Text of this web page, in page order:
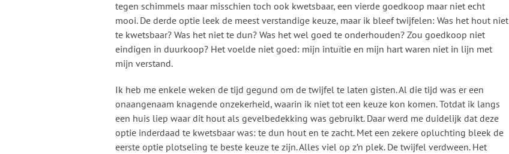
tegen schimmels maar misschien toch ook kwetsbaar, een vierde goedkoop maar niet echt
mooi. De derde optie leek de meest verstandige keuze, maar ik bleef twijfelen: Was het hout niet
te kwetsbaar? Was het niet te dun? Was het wel goed te onderhouden? Zou goedkoop niet
eindigen in duurkoop? Het voelde niet goed: mijn intuïtie en mijn hart waren niet in lijn met
mijn verstand.
Ik heb me enkele weken de tijd gegund om de twijfel te laten gisten. Al die tijd was er een
onaangenaam knagende onzekerheid, waarin ik niet tot een keuze kon komen. Totdat ik langs
een huis liep waar dit hout als gevelbedekking was gebruikt. Daar werd me duidelijk dat deze
optie inderdaad te kwetsbaar was: te dun hout en te zacht. Met een zekere opluchting bleek de
eerste optie plotseling te beste keuze te zijn. Alles viel op z’n plek. De twijfel verdween. Het